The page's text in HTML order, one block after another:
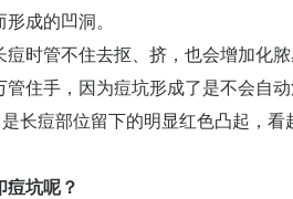
成的凹洞。
管不住去抠、挤，也会增加化
管住手，因为痘坑形成了是不会自
长痘部位留下的明显红色凸起，
痘坑呢？